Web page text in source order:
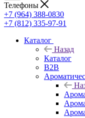
Телефоны
+7 (964) 388-0830
+7 (812) 335-97-91
Каталог
Назад
Каталог
B2B